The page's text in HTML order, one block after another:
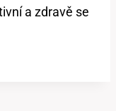
a zdravě se